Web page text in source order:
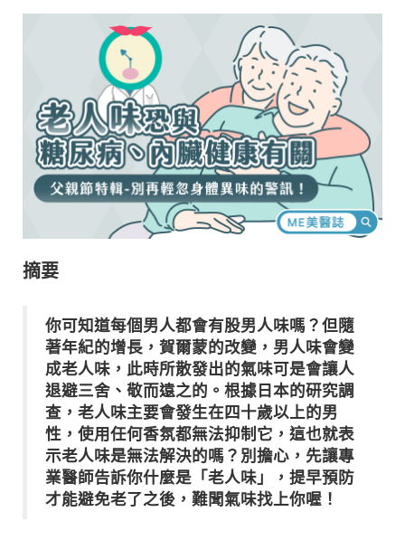
摘要
你可知道每個男人都會有股男人味嗎？但隨
著年紀的增長，賀爾蒙的改變，男人味會變
成老人味，此時所散發出的氣味可是會讓人
退避三舍、敬而遠之的。根據日本的研究調
查，老人味主要會發生在四十歲以上的男
性，使用任何香氛都無法抑制它，這也就表
示老人味是無法解決的嗎？別擔心，先讓專
業醫師告訴你什麼是「老人味」，提早預防
才能避免老了之後，難聞氣味找上你喔！